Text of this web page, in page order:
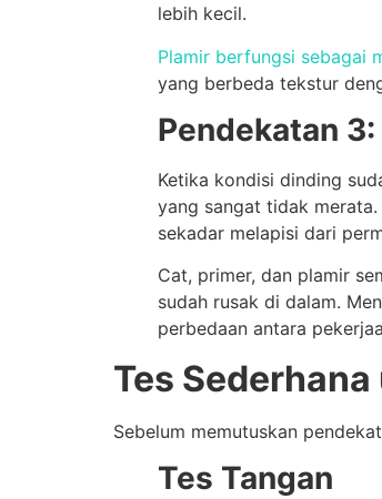
lebih kecil.
Plamir berfungsi sebagai
yang berbeda tekstur
Pendekatan
Ketika kondisi dinding
yang sangat tidak
sekadar melapisi dari
Cat, primer, dan plamir
sudah rusak di dalam.
perbedaan antara
Tes
Sebelum memutuskan
Tes Tangan